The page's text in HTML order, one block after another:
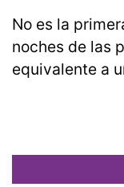
No es la
noches de las
equivalente a